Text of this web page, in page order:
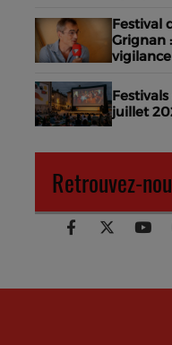
Festival
Grignan
juillet
Retrouvez-